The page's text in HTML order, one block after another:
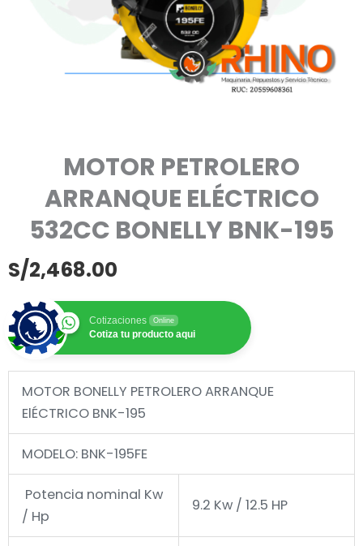
MOTOR PETROLERO
ARRANQUE ELÉCTRICO
532CC BONELLY BNK-195
S/2,468.00
Cotizaciones Online
Cotiza tu producto aqui
MOTOR BONELLY PETROLERO ARRANQUE
ElÉCTRICO BNK-195
MODELO: BNK-195FE
Potencia nominal Kw
/ Hp
9.2 Kw / 12.5 HP